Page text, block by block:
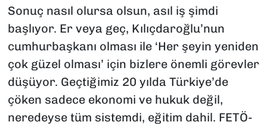
Sonuç nasıl olursa olsun, asıl iş şimdi
başlıyor. Er veya geç, Kılıçdaroğlu’nun
cumhurbaşkanı olması ile ‘Her şeyin yeniden
çok güzel olması’ için bizlere önemli görevler
düşüyor. Geçtiğimiz 20 yılda Türkiye’de
çöken sadece ekonomi ve hukuk değil,
neredeyse tüm sistemdi, eğitim dahil. FETÖ-